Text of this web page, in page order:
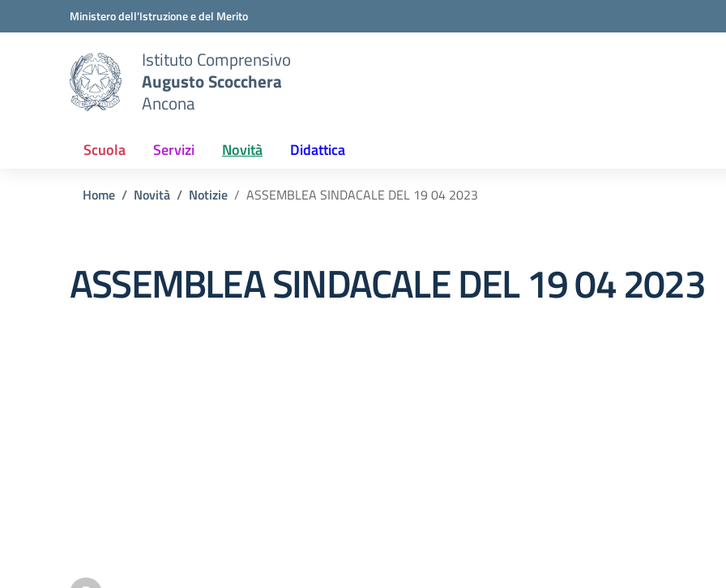
Vai ai contenuti
Vai al menu di navigazioneMinistero dell'Istruzione e del Merito
Istituto Comprensivo
Augusto Scocchera
Ancona
Scuola Servizi Novità Didattica
Home Novità Notizie ASSEMBLEA SINDACALE DEL 19 04 2023
ASSEMBLEA SINDACALE DEL 19 04 2023